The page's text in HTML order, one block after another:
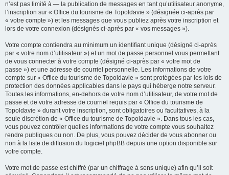
n’est pas limité à — la publication de messages en tant qu’utilisateur anonyme,
l’inscription sur « Office du tourisme de Topoldavie » (désignée ci-après par
« votre compte ») et les messages que vous publiez après votre inscription et
lors de votre connexion (désignés ci-après par « vos messages »).
Votre compte contiendra au minimum un identifiant unique (désigné ci-après
par « votre nom d’utilisateur ») et un mot de passe personnel vous permettant
de vous connecter à votre compte (désigné ci-après par « votre mot de
passe ») et une adresse de courriel personnelle. Les informations de votre
compte sur « Office du tourisme de Topoldavie » sont protégées par les lois de
protection des données applicables dans le pays qui héberge notre serveur.
Toutes les informations, en-dehors de votre nom d’utilisateur, de votre mot de
passe et de votre adresse de courriel requis par « Office du tourisme de
Topoldavie » durant votre inscription, sont obligatoires ou facultatives, à la
seule discrétion de « Office du tourisme de Topoldavie ». Dans tous les cas,
vous pouvez contrôler quelles informations de votre compte vous souhaitez
rendre publiques ou non. De plus, vous pouvez décider de vous abonner ou
non à la liste de diffusion du logiciel phpBB depuis une option disponible sur
votre compte.
Votre mot de passe est chiffré (par un chiffrage à sens unique) afin qu’il soit